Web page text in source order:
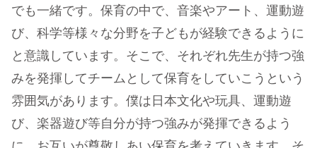
でも一緒です。保育の中で、音楽やアート、運動遊
び、科学等様々な分野を子どもが経験できるように
と意識しています。そこで、それぞれ先生が持つ強
みを発揮してチームとして保育をしていこうという
雰囲気があります。僕は日本文化や玩具、運動遊
び、楽器遊び等自分が持つ強みが発揮できるよう